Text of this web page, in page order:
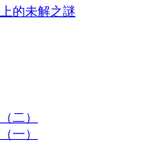
的未解之謎
二）
一）